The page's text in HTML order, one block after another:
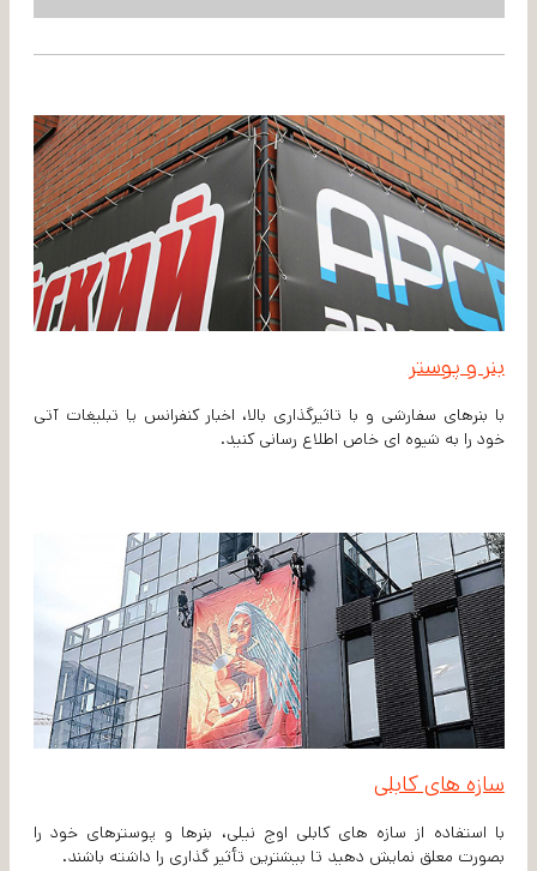
بنر و پوستر
با بنرهای سفارشی و با تاثیرگذاری بالا، اخبار کنفرانس یا تبلیغات آتی
خود را به شیوه ای خاص اطلاع رسانی کنید.
سازه های کابلی
با استفاده از سازه های کابلی اوج نیلی، بنرها و پوسترهای خود را
بصورت معلق نمایش دهید تا بیشترین تأثیر گذاری را داشته باشند.